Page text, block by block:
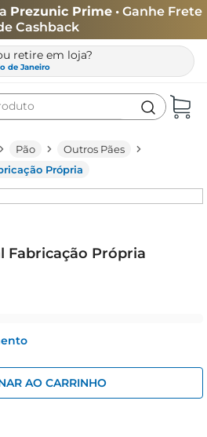
Prezunic Prime • Ganhe Frete
Cashback
retire em loja?
de Janeiro
Pão
Outros Pães
Própria
Fabricação Própria
AO CARRINHO